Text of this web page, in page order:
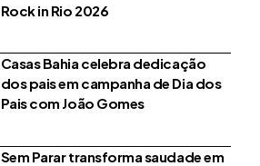
Rock in Rio 2026
Casas Bahia celebra dedicação
dos pais em campanha de Dia dos
Pais com João Gomes
Sem Parar transforma saudade em